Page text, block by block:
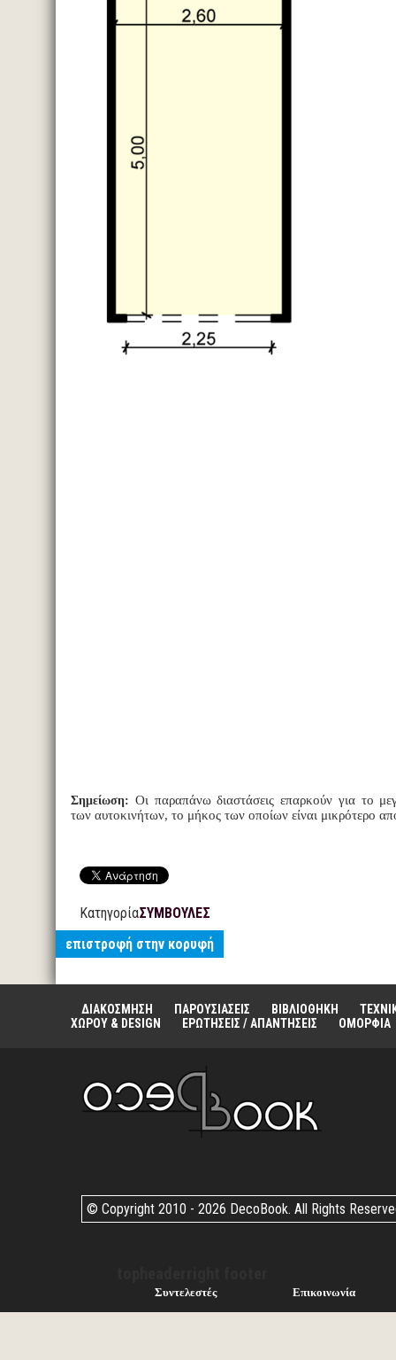
Σημείωση: Οι παραπάνω διαστάσεις επαρκούν για το
των αυτοκινήτων, το μήκος των οποίων είναι μικρότερο
ΚατηγορίαΣΥΜΒΟΥΛΕΣ
επιστροφή στην κορυφή
ΔΙΑΚΟΣΜΗΣΗ ΠΑΡΟΥΣΙΑΣΕΙΣ ΒΙΒΛΙΟΘΗΚΗ
ΧΩΡΟΥ & DESIGN
ΕΡΩΤΗΣΕΙΣ / ΑΠΑΝΤΗΣΕΙΣ ΟΜΟΡΦΙΑ
© Copyright 2010 - 2026 DecoBook. All Rights
Συντελεστές Επικοινωνία